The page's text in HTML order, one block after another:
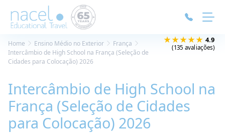
★★★★★ 4.9
(135 avaliações)
Home Ensino Médio no Exterior
França
Intercâmbio de High School na França (Seleção de
Cidades para Colocação) 2026
Intercâmbio de High School na
França (Seleção de Cidades
para Colocação) 2026
Painel de Gerenciamento de Cookies